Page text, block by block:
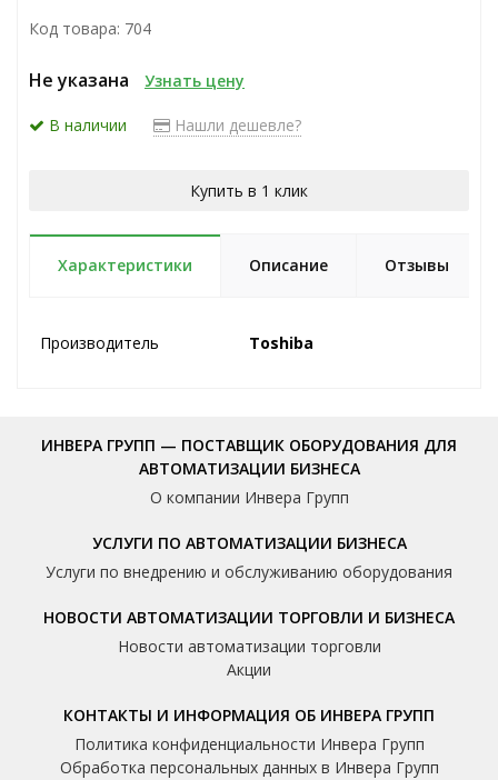
Код товара: 704
Не указана Узнать цену
В наличии Нашли дешевле?
Купить в 1 клик
Характеристики Описание Отзывы
Производитель Toshiba
ИНВЕРА ГРУПП — ПОСТАВЩИК ОБОРУДОВАНИЯ ДЛЯ
АВТОМАТИЗАЦИИ БИЗНЕСА
О компании Инвера Групп
УСЛУГИ ПО АВТОМАТИЗАЦИИ БИЗНЕСА
Услуги по внедрению и обслуживанию оборудования
НОВОСТИ АВТОМАТИЗАЦИИ ТОРГОВЛИ И БИЗНЕСА
Новости автоматизации торговли
Акции
КОНТАКТЫ И ИНФОРМАЦИЯ ОБ ИНВЕРА ГРУПП
Политика конфиденциальности Инвера Групп
Обработка персональных данных в Инвера Групп